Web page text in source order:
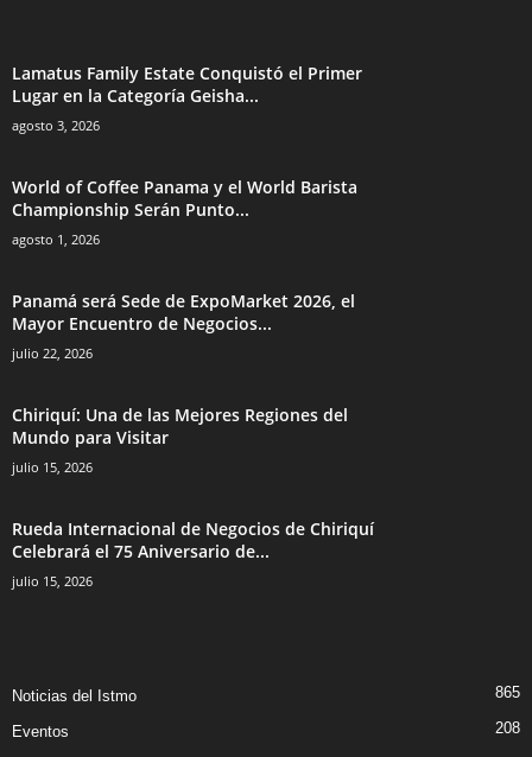
Lamatus Family Estate Conquistó el Primer
Lugar en la Categoría Geisha...
agosto 3, 2026
World of Coffee Panama y el World Barista
Championship Serán Punto...
agosto 1, 2026
Panamá será Sede de ExpoMarket 2026, el
Mayor Encuentro de Negocios...
julio 22, 2026
Chiriquí: Una de las Mejores Regiones del
Mundo para Visitar
julio 15, 2026
Rueda Internacional de Negocios de Chiriquí
Celebrará el 75 Aniversario de...
julio 15, 2026
Noticias del Istmo 865
Eventos
208